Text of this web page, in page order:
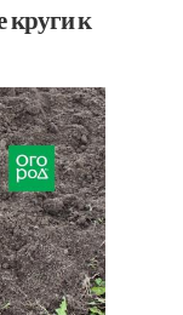
круги к